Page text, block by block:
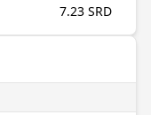
7.23 SRD